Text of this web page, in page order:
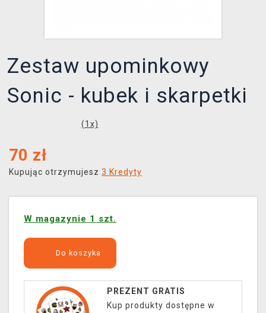
Zestaw upominkowy
Sonic - kubek i skarpetki
(1 x)
70 zł
Kupując otrzymujesz 3 Kredyty
W magazynie 1 szt.
Do koszyka
PREZENT GRATIS
Kup produkty dostępne w